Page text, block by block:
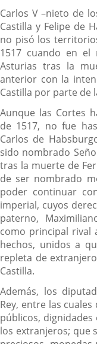
Carlos V –nieto de
Castilla y Felipe de
no pisó los
1517 cuando en el
Asturias tras la
anterior con la
Castilla por parte de
Aunque las Cortes
de 1517, no fue
Carlos de
sido nombrado
tras la muerte de
de ser nombrado
poder continuar
imperial, cuyos
paterno,
como principal rival
hechos, unidos a
repleta de
Castilla.
Además, los
Rey, entre las
públicos, dignidades
los extranjeros; que